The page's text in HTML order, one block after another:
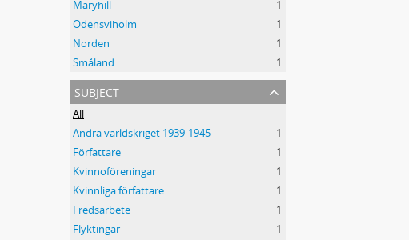
Maryhill
1
Odensviholm
1
Norden
1
Småland
1
subject
All
Andra världskriget 1939-1945
1
Författare
1
Kvinnoföreningar
1
Kvinnliga författare
1
Fredsarbete
1
Flyktingar
1